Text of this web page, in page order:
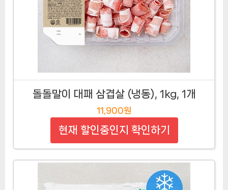
돌돌말이 대패 삼겹살 (냉동), 1kg, 1개
11,900원
현재 할인중인지 확인하기